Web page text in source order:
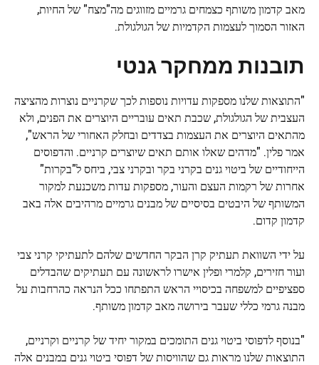
מאב קדמון משותף כצמחים גרמיים מזווגים מה"מצח" של החיות,
האזור הסמוך לעצמות הקדמיות של הגולגולת.
תובנות ממחקר גנטי
"התוצאות שלנו מספקות עדויות נוספות לכך שקרניים נוצרות מהציצה
העצבית של הגולגולת, שכבת תאים עובריים היוצרים את הפנים, ולא
מהתאים היוצרים את העצמות בצדדים ובחלק האחורי של הראש",
אמר פלין. "מדהים שאלו אותם תאים שיוצרים קרניים. והדפוסים
הייחודיים של ביטוי גנים בקרני בקר ובקרני צבי, ביחס ל"בקרות"
אחרות של רקמות העצם והעור, מספקות עדות משכנעת למקור
המשותף של היבטים בסיסיים של מבנים גרמיים מרהיבים אלה באב
קדמון קדום.
על ידי השוואת תעתיק קרן הבקר החדשים שלהם לתעתיקי קרני צבי
ועור חזירים, קלמרי ופלין אישרו לראשונה עם תעתיקים שהבדלים
ספציפיים למשפחה בכיסויי הראש התפתחו ככל הנראה כהרחבות על
מבנה גרמי כללי שעבר בירושה מאב קדמון משותף.
"בנוסף לדפוסי ביטוי גנים התומכים במקור יחיד של קרניים וקרניים,
התוצאות שלנו מראות גם שהוויסות של דפוסי ביטוי גנים במבנים אלה